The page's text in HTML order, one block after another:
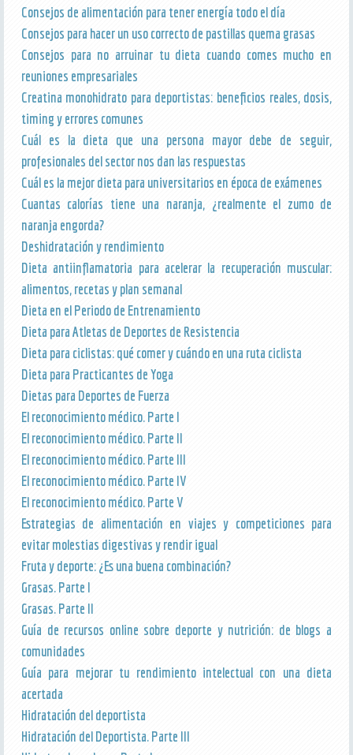
Consejos de alimentación para tener energía todo el día
Consejos para hacer un uso correcto de pastillas quema grasas
Consejos para no arruinar tu dieta cuando comes mucho en
reuniones empresariales
Creatina monohidrato para deportistas: beneficios reales, dosis,
timing y errores comunes
Cuál es la dieta que una persona mayor debe de seguir,
profesionales del sector nos dan las respuestas
Cuál es la mejor dieta para universitarios en época de exámenes
Cuantas calorías tiene una naranja, ¿realmente el zumo de
naranja engorda?
Deshidratación y rendimiento
Dieta antiinflamatoria para acelerar la recuperación muscular:
alimentos, recetas y plan semanal
Dieta en el Periodo de Entrenamiento
Dieta para Atletas de Deportes de Resistencia
Dieta para ciclistas: qué comer y cuándo en una ruta ciclista
Dieta para Practicantes de Yoga
Dietas para Deportes de Fuerza
El reconocimiento médico. Parte I
El reconocimiento médico. Parte II
El reconocimiento médico. Parte III
El reconocimiento médico. Parte IV
El reconocimiento médico. Parte V
Estrategias de alimentación en viajes y competiciones para
evitar molestias digestivas y rendir igual
Fruta y deporte: ¿Es una buena combinación?
Grasas. Parte I
Grasas. Parte II
Guía de recursos online sobre deporte y nutrición: de blogs a
comunidades
Guía para mejorar tu rendimiento intelectual con una dieta
acertada
Hidratación del deportista
Hidratación del Deportista. Parte III